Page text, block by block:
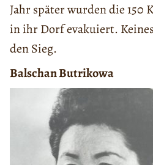
Jahr später wurden die 150
in ihr Dorf evakuiert.
den Sieg.
Balschan Butrikowa